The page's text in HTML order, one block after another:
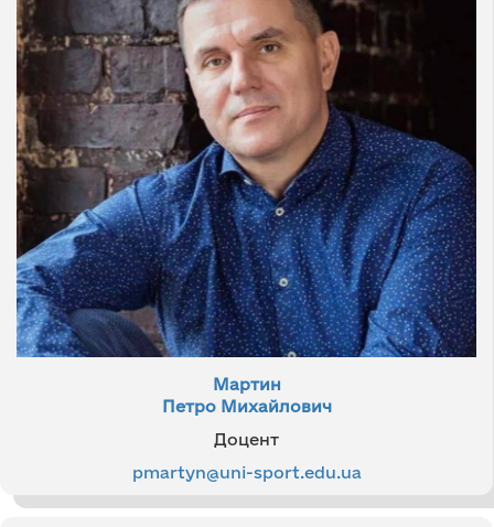
Мартин
Петро Михайлович
Доцент
pmartyn@uni-sport.edu.ua